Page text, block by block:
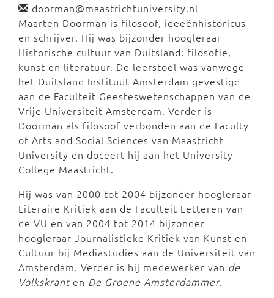
doorman@maastrichtuniversity.nl
Maarten Doorman is filosoof, ideeënhistoricus
en schrijver. Hij was bijzonder hoogleraar
Historische cultuur van Duitsland: filosofie,
kunst en literatuur. De leerstoel was vanwege
het Duitsland Instituut Amsterdam gevestigd
aan de Faculteit Geesteswetenschappen van de
Vrije Universiteit Amsterdam. Verder is
Doorman als filosoof verbonden aan de Faculty
of Arts and Social Sciences van Maastricht
University en doceert hij aan het University
College Maastricht.
Hij was van 2000 tot 2004 bijzonder hoogleraar
Literaire Kritiek aan de Faculteit Letteren van
de VU en van 2004 tot 2014 bijzonder
hoogleraar Journalistieke Kritiek van Kunst en
Cultuur bij Mediastudies aan de Universiteit van
Amsterdam. Verder is hij medewerker van de
Volkskranten De Groene Amsterdammer.